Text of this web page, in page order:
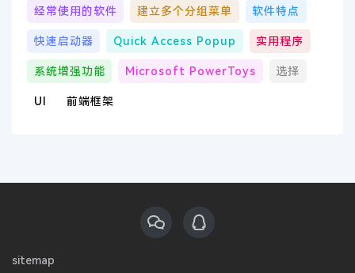
经常使用的软件 建立多个分组菜单 软件特点
快速启动器 Quick Access Popup 实用程序
系统增强功能 Microsoft PowerToys 选择
UI 前端框架
sitemap